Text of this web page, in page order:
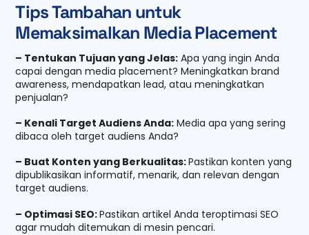
Tips Tambahan untuk
Memaksimalkan Media Placement
– Tentukan Tujuan yang Jelas: Apa yang ingin Anda
capai dengan media placement? Meningkatkan brand
awareness, mendapatkan lead, atau meningkatkan
penjualan?
– Kenali Target Audiens Anda: Media apa yang sering
dibaca oleh target audiens Anda?
– Buat Konten yang Berkualitas:Pastikan konten yang
dipublikasikan informatif, menarik, dan relevan dengan
target audiens.
– Optimasi SEO:Pastikan artikel Anda teroptimasi SEO
agar mudah ditemukan di mesin pencari.